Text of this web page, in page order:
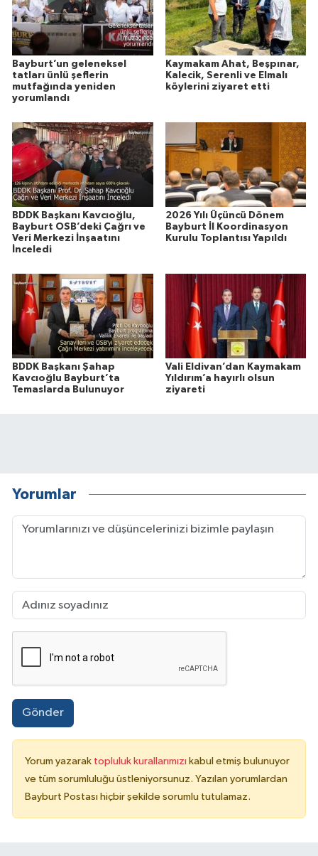
Bayburt’un geleneksel
tatları ünlü şeflerin
mutfağında yeniden
yorumlandı
Kaymakam Ahat, Beşpınar,
Kalecik, Serenli ve Elmalı
köylerini ziyaret etti
BDDK Başkanı Kavcıoğlu,
Bayburt OSB’deki Çağrı ve
Veri Merkezi İnşaatını
İnceledi
2026 Yılı Üçüncü Dönem
Bayburt İl Koordinasyon
Kurulu Toplantısı Yapıldı
BDDK Başkanı Şahap
Kavcıoğlu Bayburt’ta
Temaslarda Bulunuyor
Vali Eldivan’dan Kaymakam
Yıldırım’a hayırlı olsun
ziyareti
Yorumlar
Gönder
Yorum yazarak topluluk kurallarımızı kabul etmiş bulunuyor
ve tüm sorumluluğu üstleniyorsunuz. Yazılan yorumlardan
Bayburt Postası hiçbir şekilde sorumlu tutulamaz.